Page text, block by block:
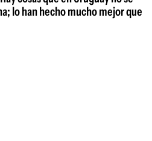
lo han hecho mucho mejor que